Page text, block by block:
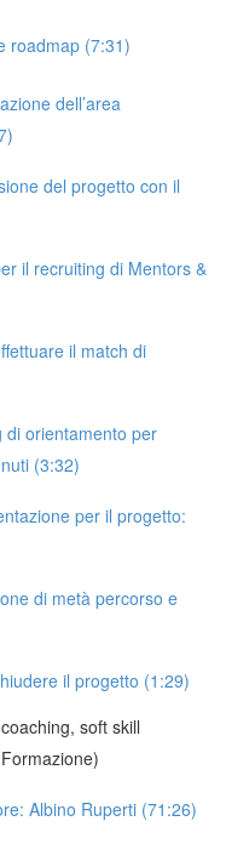
roadmap (7:31)
dell’area
del progetto con il
il recruiting di Mentors &
il match di
di orientamento per
(3:32)
per il progetto:
di metà percorso e
il progetto (1:29)
soft skill
Albino Ruperti (71:26)